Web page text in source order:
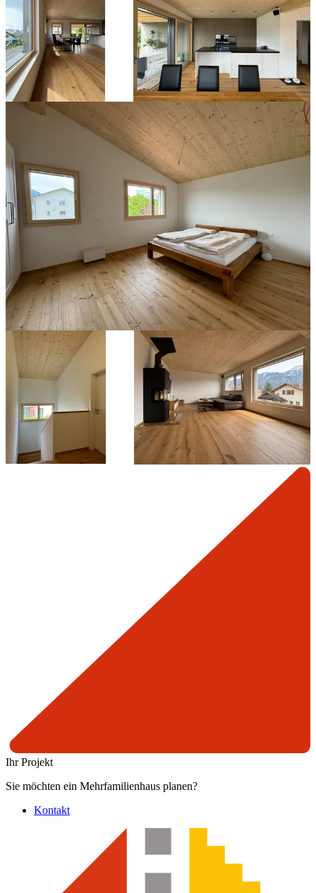
Ihr Projekt
Sie möchten ein Mehrfamilienhaus planen?
Kontakt